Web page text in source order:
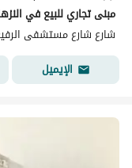
مبنى تجاري للبيع في
شارع شارع مستشفى
الإيميل